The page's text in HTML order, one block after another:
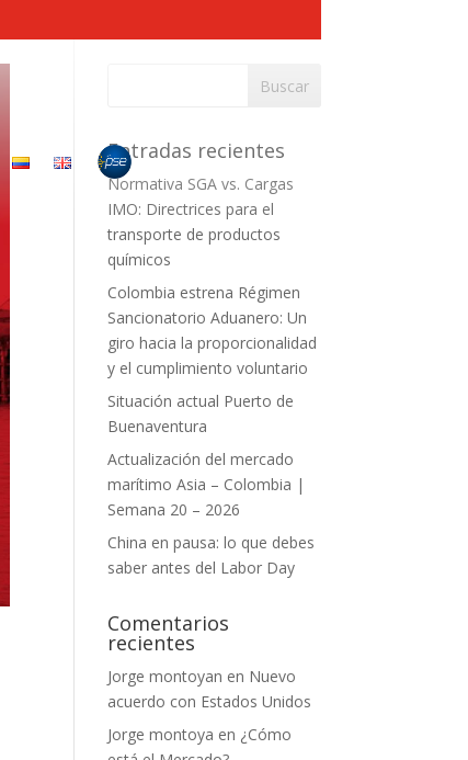
Entradas recientes
Normativa SGA vs. Cargas
IMO: Directrices para el
transporte de productos
químicos
Colombia estrena Régimen
Sancionatorio Aduanero: Un
giro hacia la proporcionalidad
y el cumplimiento voluntario
Situación actual Puerto de
Buenaventura
Actualización del mercado
marítimo Asia – Colombia |
Semana 20 – 2026
China en pausa: lo que debes
saber antes del Labor Day
Comentarios
recientes
Jorge montoyan en Nuevo
acuerdo con Estados Unidos
Jorge montoya en ¿Cómo